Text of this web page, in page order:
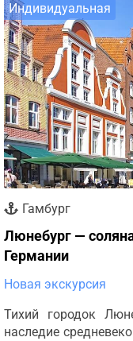
Индивидуальная
Гамбург
Люнебург —
Германии
Новая экскурсия
Тихий городок
наследие